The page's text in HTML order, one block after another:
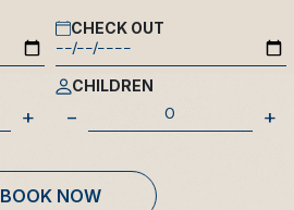
CHECK OUT
+
CHILDREN
- +
BOOK NOW